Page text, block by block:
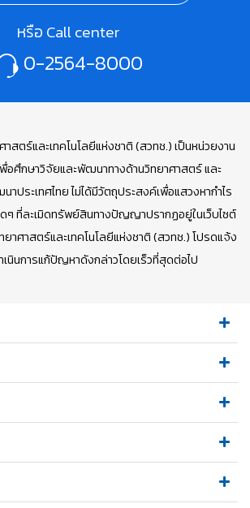
หรือ Call center
0-2564-8000
สตร์และเทคโนโลยีแห่งชาติ (สวทช.) เป็นหน่วยงาน
อศึกษาวิจัยและพัฒนาทางด้านวิทยาศาสตร์ และ
าประเทศไทย ไม่ได้มีวัตถุประสงค์เพื่อแสวงหากำไร
ๆ ที่ละเมิดทรัพย์สินทางปัญญาปรากฏอยู่ในเว็บไซต์
าศาสตร์และเทคโนโลยีแห่งชาติ (สวทช.) โปรดแจ้ง
เนินการแก้ปัญหาดังกล่าวโดยเร็วที่สุดต่อไป